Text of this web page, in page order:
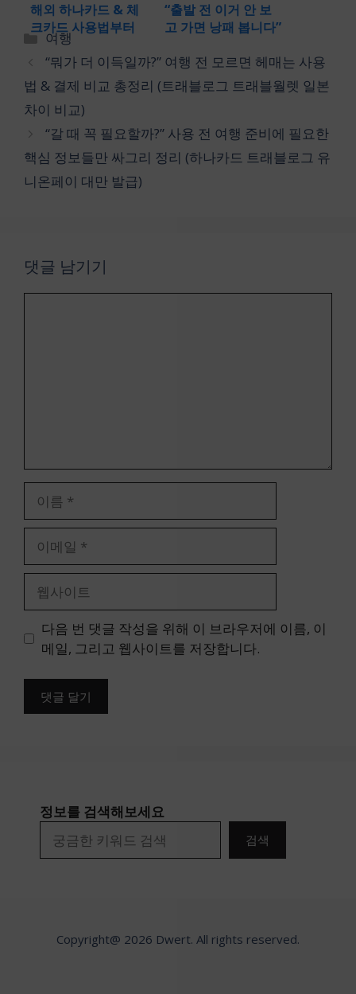
해외 하나카드 & 체
크카드 사용법부터
하나머니 환전 수수
료까지 종합가이드
(하나 트래블로그 일
본 ATM 출금 수수료
무료)
“출발 전 이거 안 보
고 가면 낭패 봅니다”
결법! (영풍문고 재고
확인 다이어리 모바
일 확인 하는 방법)
카
테
리
여행
“뭐가 더 이득일까?” 여행 전 모르면 헤매는 사용
법 & 결제 비교 총정리 (트래블로그 트래블월렛 일본
차이 비교)
“갈 때 꼭 필요할까?” 사용 전 여행 준비에 필요한
핵심 정보들만 싸그리 정리 (하나카드 트래블로그 유
니온페이 대만 발급)
댓글 남기기
일
트
다음 번 댓글 작성을 위해 이 브라우저에 이름, 이
메일, 그리고 웹사이트를 저장합니다.
정보를 검색해보세요
검색
Copyright@ 2026 Dwert. All rights reserved.